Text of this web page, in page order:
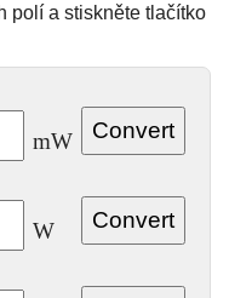
polí a stiskněte tlačítko
mW
W